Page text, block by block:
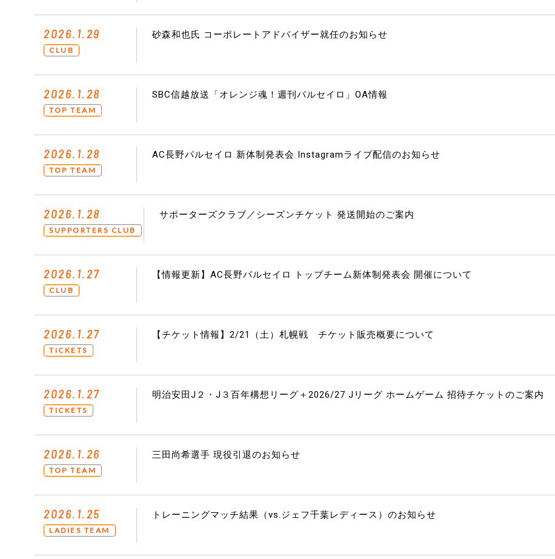
2026.1.29
CLUB
砂森和也氏 コーポレートアドバイザー就任のお知らせ
2026.1.28
TOP TEAM
SBC信越放送「オレンジ魂！週刊パルセイロ」OA情報
2026.1.28
TOP TEAM
AC長野パルセイロ 新体制発表会 Instagramライブ配信のお知らせ
2026.1.28
SUPPORTERS CLUB
サポーターズクラブ／シーズンチケット 発送開始のご案内
2026.1.27
CLUB
【情報更新】AC長野パルセイロ トップチーム新体制発表会 開催について
2026.1.27
TICKETS
【チケット情報】2/21（土）札幌戦 チケット販売概要について
2026.1.27
TICKETS
明治安田J２・J３百年構想リーグ＋2026/27 Jリーグ ホームゲーム 招待チケットのご案内
2026.1.26
TOP TEAM
三田尚希選手 現役引退のお知らせ
2026.1.25
LADIES TEAM
トレーニングマッチ結果（vs.ジェフ千葉レディース）のお知らせ